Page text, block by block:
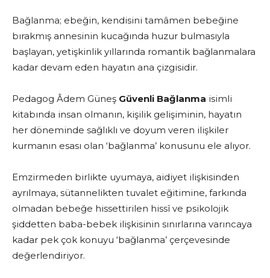
Bağlanma; ebeğin, kendisini tamâmen bebeğine
bırakmış annesinin kucağında huzur bulmasıyla
başlayan, yetişkinlik yıllarında romantik bağlanmalara
kadar devam eden hayatın ana çizgisidir.
Pedagog Âdem Güneş Güvenli Bağlanma isimli
kitabında insan olmanın, kişilik gelişiminin, hayatın
her döneminde sağlıklı ve doyum veren ilişkiler
kurmanın esası olan ‘bağlanma’ konusunu ele alıyor.
Emzirmeden birlikte uyumaya, aidiyet ilişkisinden
ayrılmaya, sütannelikten tuvalet eğitimine, farkında
olmadan bebeğe hissettirilen hissî ve psikolojik
şiddetten baba-bebek ilişkisinin sınırlarına varıncaya
kadar pek çok konuyu ‘bağlanma’ çerçevesinde
değerlendiriyor.